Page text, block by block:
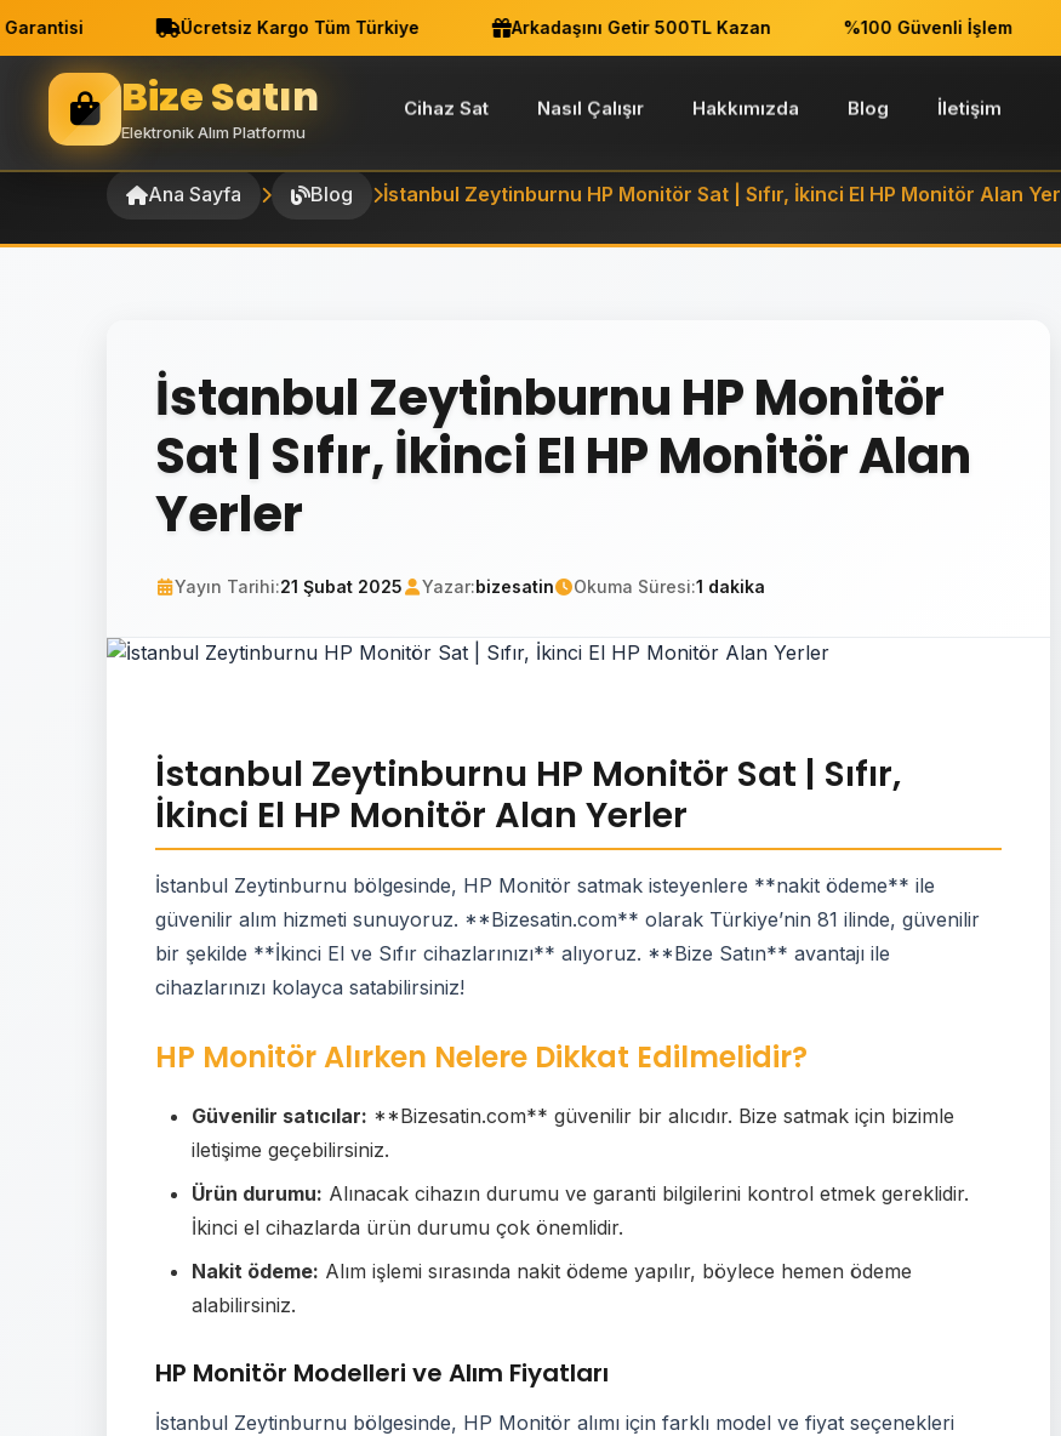
Ücretsiz Kargo Tüm Türkiye Arkadaşını Getir 500TL Kazan %100 Güvenli İşlem
Bize Satın
Elektronik Alım Platformu
Cihaz Sat Nasıl Çalışır Hakkımızda Blog İletişim
Ana Sayfa Blog İstanbul Zeytinburnu HP Monitör Sat | Sıfır, İkinci El HP Monitör Alan
İstanbul Zeytinburnu HP Monitör
Sat | Sıfır, İkinci El HP Monitör Alan
Yerler
Yayın Tarihi:21 Şubat 2025 Yazar:bizesatin Okuma Süresi:1 dakika
İstanbul Zeytinburnu HP Monitör Sat | Sıfır,
İkinci El HP Monitör Alan Yerler
İstanbul Zeytinburnu bölgesinde, HP Monitör satmak isteyenlere **nakit ödeme** ile
güvenilir alım hizmeti sunuyoruz. **Bizesatin.com** olarak Türkiye’nin 81 ilinde, güvenilir
bir şekilde **İkinci El ve Sıfır cihazlarınızı** alıyoruz. **Bize Satın** avantajı ile
cihazlarınızı kolayca satabilirsiniz!
HP Monitör Alırken Nelere Dikkat Edilmelidir?
Güvenilir satıcılar: **Bizesatin.com** güvenilir bir alıcıdır. Bize satmak için bizimle
iletişime geçebilirsiniz.
Ürün durumu: Alınacak cihazın durumu ve garanti bilgilerini kontrol etmek gereklidir.
İkinci el cihazlarda ürün durumu çok önemlidir.
Nakit ödeme: Alım işlemi sırasında nakit ödeme yapılır, böylece hemen ödeme
alabilirsiniz.
HP Monitör Modelleri ve Alım Fiyatları
İstanbul Zeytinburnu bölgesinde, HP Monitör alımı için farklı model ve fiyat seçenekleri